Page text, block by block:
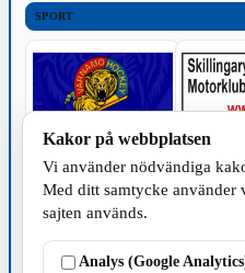
SPORT
TILLVERKNING
Kakor på webbplatsen
Vi använder nödvändiga
Med ditt samtycke använder
sajten används.
Analys (Google